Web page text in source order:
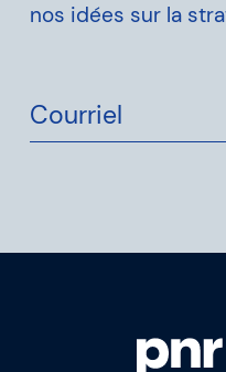
nos idées sur la
Courriel